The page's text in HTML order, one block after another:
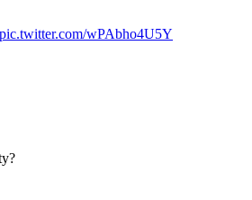
pic.twitter.com/wPAbho4U5Y